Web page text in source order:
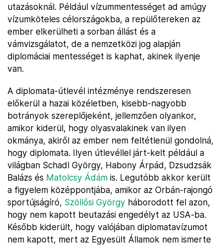
utazásoknál. Például vízummentességet ad amúgy
vízumköteles célországokba, a repülőtereken az
ember elkerülheti a sorban állást és a
vámvizsgálatot, de a nemzetközi jog alapján
diplomáciai mentességet is kaphat, akinek ilyenje
van.
A diplomata-útlevél intézménye rendszeresen
előkerül a hazai közéletben, kisebb-nagyobb
botrányok szereplőjeként, jellemzően olyankor,
amikor kiderül, hogy olyasvalakinek van ilyen
okmánya, akiről az ember nem feltétlenül gondolná,
hogy diplomata. Ilyen útlevéllel járt-kelt például a
világban Schadl György, Habony Árpád, Dzsudzsák
Balázs és Matolcsy Ádám is. Legutóbb akkor került
a figyelem középpontjába, amikor az Orbán-rajongó
sportújságíró, Szöllősi György háborodott fel azon,
hogy nem kapott beutazási engedélyt az USA-ba.
Később kiderült, hogy valójában diplomatavízumot
nem kapott, mert az Egyesült Államok nem ismerte